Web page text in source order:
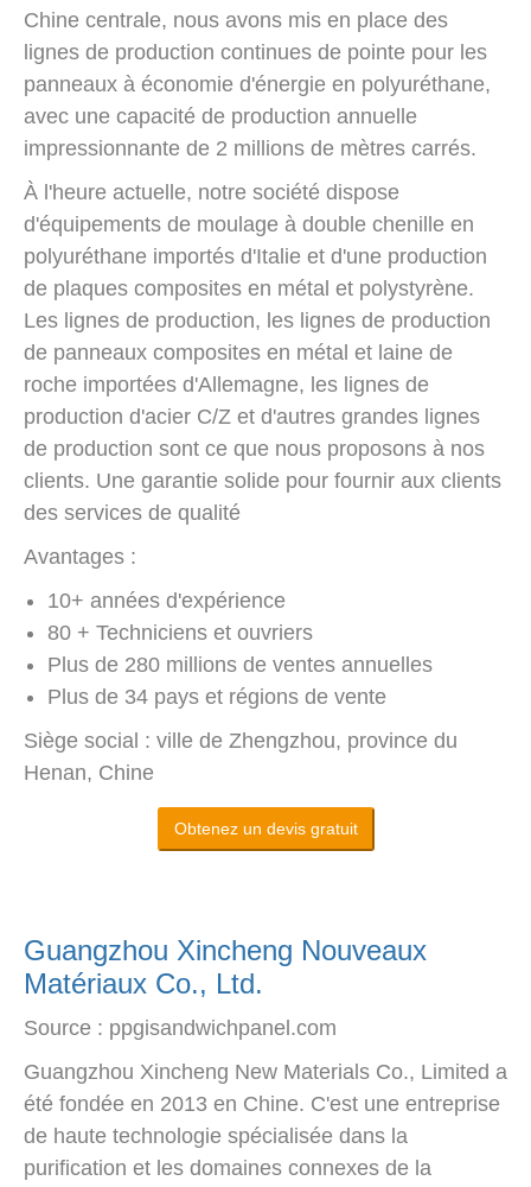
Chine centrale, nous avons mis en place des
lignes de production continues de pointe pour les
panneaux à économie d'énergie en polyuréthane,
avec une capacité de production annuelle
impressionnante de 2 millions de mètres carrés.
À l'heure actuelle, notre société dispose
d'équipements de moulage à double chenille en
polyuréthane importés d'Italie et d'une production
de plaques composites en métal et polystyrène.
Les lignes de production, les lignes de production
de panneaux composites en métal et laine de
roche importées d'Allemagne, les lignes de
production d'acier C/Z et d'autres grandes lignes
de production sont ce que nous proposons à nos
clients. Une garantie solide pour fournir aux clients
des services de qualité
Avantages :
10+ années d'expérience
80 + Techniciens et ouvriers
Plus de 280 millions de ventes annuelles
Plus de 34 pays et régions de vente
Siège social : ville de Zhengzhou, province du
Henan, Chine
Obtenez un devis gratuit
Guangzhou Xincheng Nouveaux
Matériaux Co., Ltd.
Source : ppgisandwichpanel.com
Guangzhou Xincheng New Materials Co., Limited a
été fondée en 2013 en Chine. C'est une entreprise
de haute technologie spécialisée dans la
purification et les domaines connexes de la